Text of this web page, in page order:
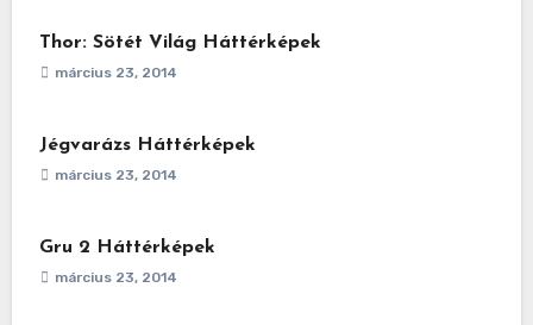
Thor: Sötét Világ Háttérképek
március 23, 2014
Jégvarázs Háttérképek
március 23, 2014
Gru 2 Háttérképek
március 23, 2014